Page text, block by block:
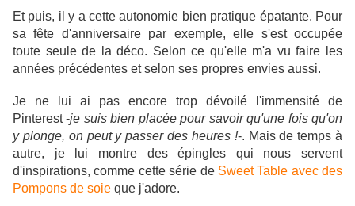
Et puis, il y a cette autonomiebien pratiqueépatante. Pour
sa fête d'anniversaire par exemple, elle s'est occupée
toute seule de la déco. Selon ce qu'elle m'a vu faire les
années précédentes et selon ses propres envies aussi.
Je ne lui ai pas encore trop dévoilé l'immensité de
Pinterest -je suis bien placée pour savoir qu'une fois qu'on
y plonge, on peut y passer des heures !-. Mais de temps à
autre, je lui montre des épingles qui nous servent
d'inspirations, comme cette série de Sweet Table avec des
Pompons de soie que j'adore.